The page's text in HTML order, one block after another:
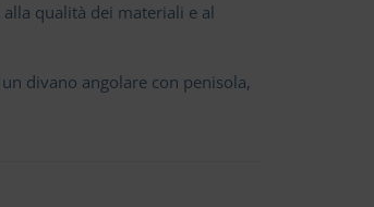
qualità dei materiali e al
divano angolare con penisola,